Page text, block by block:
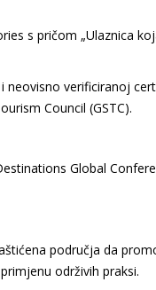
s pričom „Ulaznica
neovisno verificiranoj
Council (GSTC).
Global
područja da
održivih praksi.